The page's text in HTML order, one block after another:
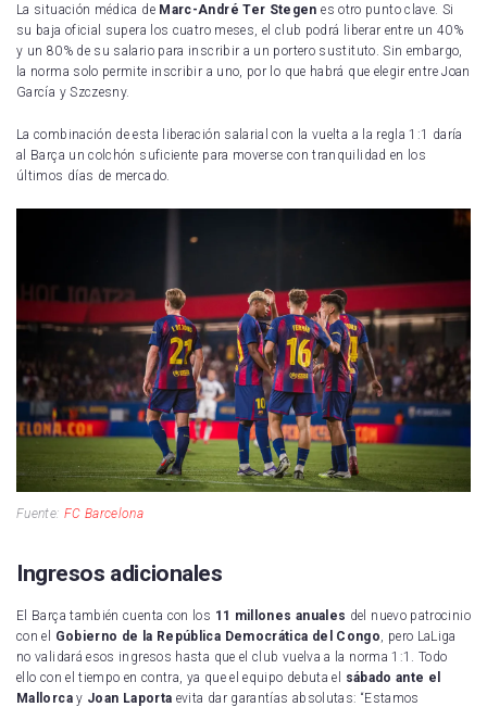
La situación médica de Marc-André Ter Stegen es otro punto clave. Si
su baja oficial supera los cuatro meses, el club podrá liberar entre un 40%
y un 80% de su salario para inscribir a un portero sustituto. Sin embargo,
la norma solo permite inscribir a uno, por lo que habrá que elegir entre Joan
García y Szczesny.
La combinación de esta liberación salarial con la vuelta a la regla 1:1 daría
al Barça un colchón suficiente para moverse con tranquilidad en los
últimos días de mercado.
Fuente: FC Barcelona
Ingresos adicionales
El Barça también cuenta con los 11 millones anuales del nuevo patrocinio
con el
Gobierno de la República Democrática del Congo , pero LaLiga
no validará esos ingresos hasta que el club vuelva a la norma 1:1. Todo
ello con el tiempo en contra, ya que el equipo debuta el
sábado ante el
Mallorcay Joan Laporta evita dar garantías absolutas: “Estamos